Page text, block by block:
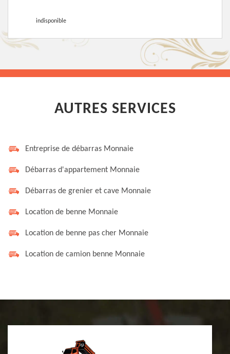
indisponible
AUTRES SERVICES
Entreprise de débarras Monnaie
Débarras d'appartement Monnaie
Débarras de grenier et cave Monnaie
Location de benne Monnaie
Location de benne pas cher Monnaie
Location de camion benne Monnaie